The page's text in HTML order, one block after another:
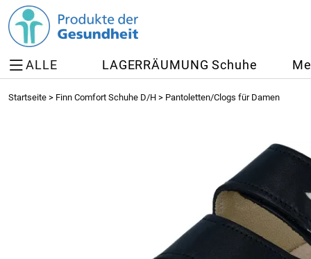
ALLE LAGERRÄUMUNG Schuhe
Startseite > Finn Comfort Schuhe D/H > Pantoletten/Clogs für Damen